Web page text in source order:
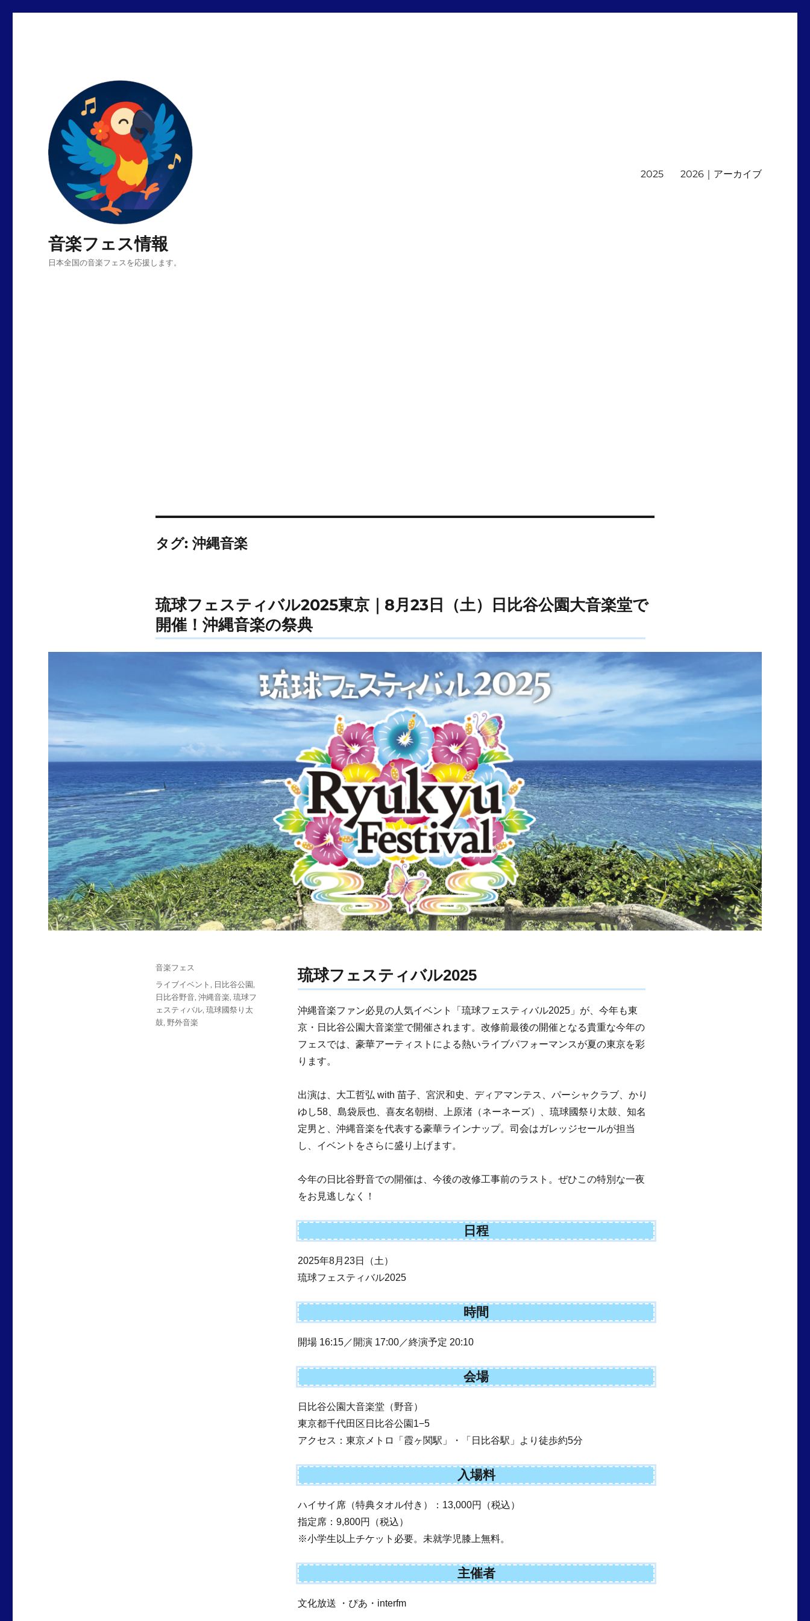
音楽フェス情報
日本全国の音楽フェスを応援します。
2025 2026｜アーカイブ
タグ: 沖縄音楽
琉球フェスティバル2025東京｜8月23日（土）日比谷公園大音楽堂で
開催！沖縄音楽の祭典
琉球フェスティバル2025
沖縄音楽ファン必見の人気イベント「琉球フェスティバル2025」が、今年も東
京・日比谷公園大音楽堂で開催されます。改修前最後の開催となる貴重な今年の
フェスでは、豪華アーティストによる熱いライブパフォーマンスが夏の東京を彩
ります。
出演は、大工哲弘 with 苗子、宮沢和史、ディアマンテス、パーシャクラブ、かり
ゆし58、島袋辰也、喜友名朝樹、上原渚（ネーネーズ）、琉球國祭り太鼓、知名
定男と、沖縄音楽を代表する豪華ラインナップ。司会はガレッジセールが担当
し、イベントをさらに盛り上げます。
今年の日比谷野音での開催は、今後の改修工事前のラスト。ぜひこの特別な一夜
をお見逃しなく！
日程
2025年8月23日（土）
琉球フェスティバル2025
時間
開場 16:15／開演 17:00／終演予定 20:10
会場
日比谷公園大音楽堂（野音）
東京都千代田区日比谷公園1−5
アクセス：東京メトロ「霞ヶ関駅」・「日比谷駅」より徒歩約5分
入場料
ハイサイ席（特典タオル付き）：13,000円（税込）
指定席：9,800円（税込）
※小学生以上チケット必要。未就学児膝上無料。
主催者
文化放送 ・ぴあ・interfm
投
日:
カ
テ
ゴ
ー
音楽フェス
タ
グ
ライブイベント, 日比谷公園,
日比谷野音, 沖縄音楽, 琉球フ
ェスティバル, 琉球國祭り太
鼓, 野外音楽